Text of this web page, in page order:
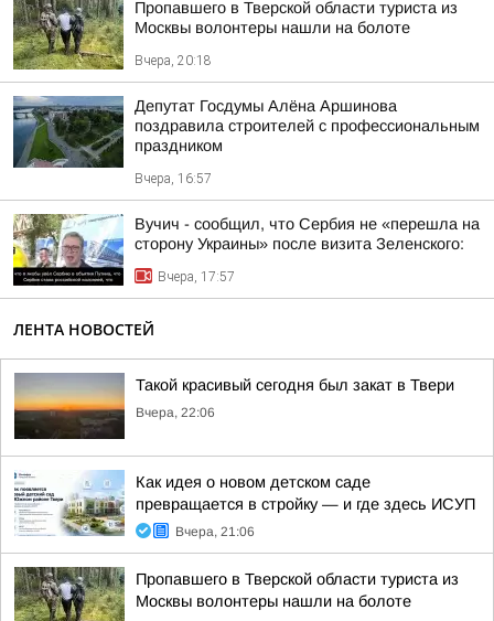
Пропавшего в Тверской области туриста из
Москвы волонтеры нашли на болоте
Вчера, 20:18
Депутат Госдумы Алёна Аршинова
поздравила строителей с профессиональным
праздником
Вчера, 16:57
Вучич - сообщил, что Сербия не «перешла на
сторону Украины» после визита Зеленского:
Вчера, 17:57
ЛЕНТА НОВОСТЕЙ
Такой красивый сегодня был закат в Твери
Вчера, 22:06
Как идея о новом детском саде
превращается в стройку — и где здесь ИСУП
Вчера, 21:06
Пропавшего в Тверской области туриста из
Москвы волонтеры нашли на болоте